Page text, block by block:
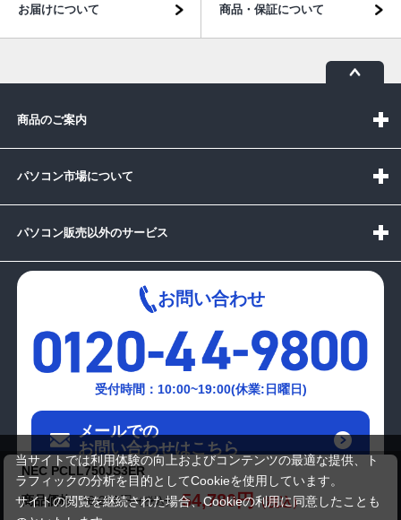
NEC PCLL750JS3ER
商品価格 60,280円 54,780円
お届けについて 商品・保証について
商品のご案内
パソコン市場について
パソコン販売以外のサービス
お問い合わせ
受付時間：10:00~19:00(休業:日曜日)
メールでの
お問い合わせはこちら
当サイトでは利用体験の向上およびコンテンツの最適な提供、ト
ラフィックの分析を目的としてCookieを使用しています。
サイトの閲覧を継続された場合、Cookieの利用に同意したことも